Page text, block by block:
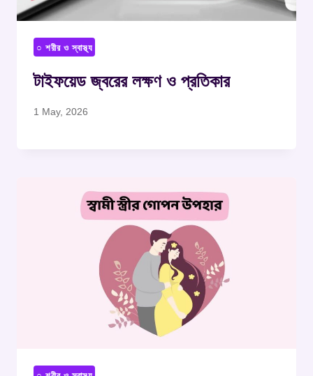
○ শরীর ও স্বাস্থ্য
টাইফয়েড জ্বরের লক্ষণ ও প্রতিকার
1 May, 2026